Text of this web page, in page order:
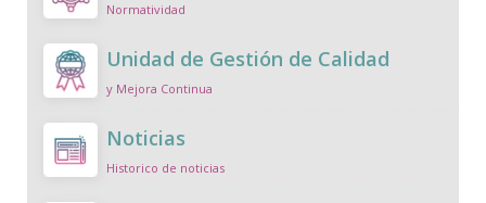
Normatividad
Unidad de Gestión de Calidad
y Mejora Continua
Noticias
Historico de noticias